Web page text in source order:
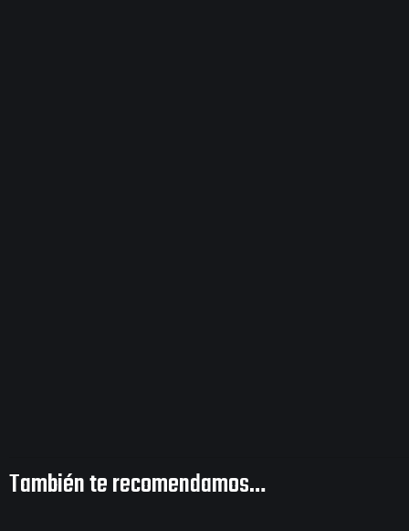
También te recomendamos…